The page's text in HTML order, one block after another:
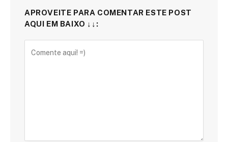
APROVEITE PARA COMENTAR ESTE POST
AQUI EM BAIXO ↓↓: